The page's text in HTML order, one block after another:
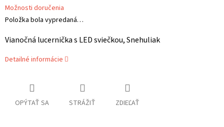
Možnosti doručenia
Položka bola vypredaná…
Vianočná lucernička s LED sviečkou, Snehuliak
Detailné informácie
OPÝTAŤ SA STRÁŽIŤ ZDIEĽAŤ